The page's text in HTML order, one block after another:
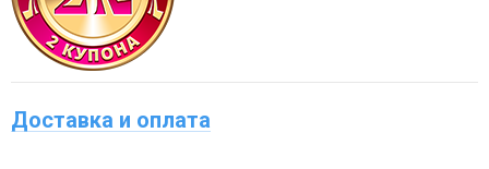
Доставка и оплата